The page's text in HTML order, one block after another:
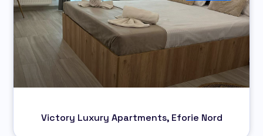
Victory Luxury Apartments, Eforie Nord